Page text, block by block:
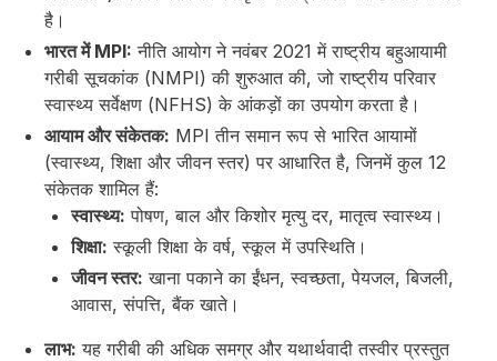
है।
भारत में MPI: नीति आयोग ने नवंबर 2021 में राष्ट्रीय बहुआयामी
गरीबी सूचकांक (NMPI) की शुरुआत की, जो राष्ट्रीय परिवार
स्वास्थ्य सर्वेक्षण (NFHS) के आंकड़ों का उपयोग करता है।
आयाम और संकेतक: MPI तीन समान रूप से भारित आयामों
(स्वास्थ्य, शिक्षा और जीवन स्तर) पर आधारित है, जिनमें कुल 12
संकेतक शामिल हैं:
स्वास्थ्य: पोषण, बाल और किशोर मृत्यु दर, मातृत्व स्वास्थ्य।
शिक्षा: स्कूली शिक्षा के वर्ष, स्कूल में उपस्थिति।
जीवन स्तर: खाना पकाने का ईंधन, स्वच्छता, पेयजल, बिजली,
आवास, संपत्ति, बैंक खाते।
लाभ: यह गरीबी की अधिक समग्र और यथार्थवादी तस्वीर प्रस्तुत